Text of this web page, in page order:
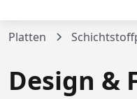
Platten
Design &